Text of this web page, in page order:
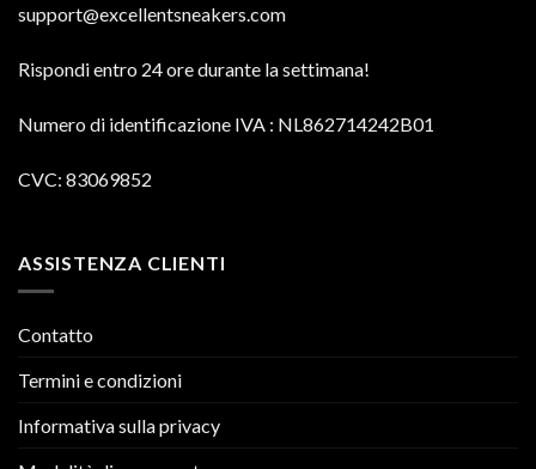
support@excellentsneakers.com
Rispondi entro 24 ore durante la settimana!
Numero di identificazione IVA : NL862714242B01
CVC: 83069852
ASSISTENZA CLIENTI
Contatto
Termini e condizioni
Informativa sulla privacy